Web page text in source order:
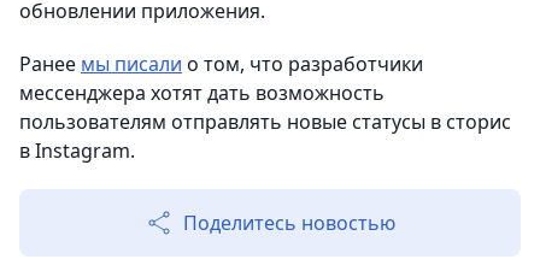
обновлении приложения.
Ранее мы писали о том, что разработчики
мессенджера хотят дать возможность
пользователям отправлять новые статусы в сторис
в Instagram.
Поделитесь новостью